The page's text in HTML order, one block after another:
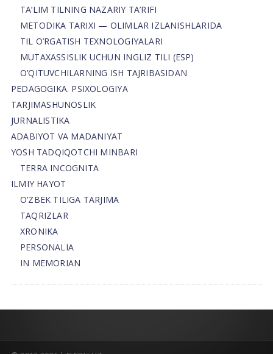
TA’LIM TILNING NAZARIY TA’RIFI
METODIKA TARIXI — OLIMLAR IZLANISHLARIDA
TIL O’RGATISH TEXNOLOGIYALARI
MUTAXASSISLIK UCHUN INGLIZ TILI (ESP)
O’QITUVCHILARNING ISH TAJRIBASIDAN
PEDAGOGIKA. PSIXOLOGIYA
TARJIMASHUNOSLIK
JURNALISTIKA
ADABIYOT VA MADANIYAT
YOSH TADQIQOTCHI MINBARI
TERRA INCOGNITA
ILMIY HAYOT
O’ZBEK TILIGA TARJIMA
TAQRIZLAR
XRONIKA
PERSONALIA
IN MEMORIAN